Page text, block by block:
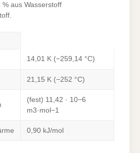
aus Wasserstoff
14,01 K (−259,14 °C)
21,15 K (−252 °C)
(fest) 11,42 · 10−6
m3·mol−1
0,90 kJ/mol